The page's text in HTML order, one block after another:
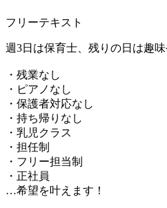
フリーテキスト
週3日は保育士、残りの日は趣
・残業なし
・ピアノなし
・保護者対応なし
・持ち帰りなし
・乳児クラス
・担任制
・フリー担当制
・正社員
…希望を叶えます！